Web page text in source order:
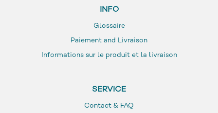
INFO
Glossaire
Paiement and Livraison
Informations sur le produit et la livraison
SERVICE
Contact & FAQ